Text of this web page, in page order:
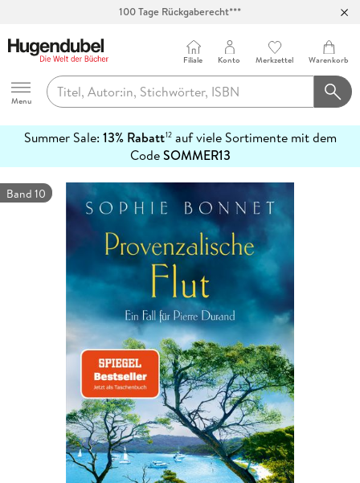
100 Tage Rückgaberecht***
Hugendubel
Menu
Filiale Konto Merkzettel Warenkorb
Summer Sale: 13% Rabatt12auf viele Sortimente mit dem
CodeSOMMER13
erfahren
Band 10